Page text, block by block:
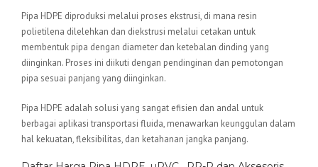
Pipa HDPE diproduksi melalui proses ekstrusi, di mana resin
polietilena dilelehkan dan diekstrusi melalui cetakan untuk
membentuk pipa dengan diameter dan ketebalan dinding yang
diinginkan. Proses ini diikuti dengan pendinginan dan pemotongan
pipa sesuai panjang yang diinginkan.
Pipa HDPE adalah solusi yang sangat efisien dan andal untuk
berbagai aplikasi transportasi fluida, menawarkan keunggulan dalam
hal kekuatan, fleksibilitas, dan ketahanan jangka panjang.